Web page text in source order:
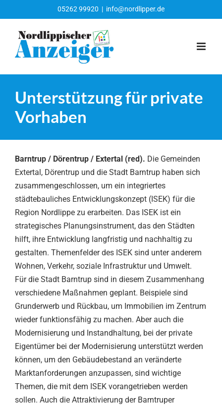
Inhalt
springen
05262 99920 | info@nordlipper.de
Unterstützung für private
Vorhaben
Barntrup / Dörentrup / Extertal (red). Die Gemeinden
Extertal, Dörentrup und die Stadt Barntrup haben sich
zusammengeschlossen, um ein integriertes
städtebauliches Entwicklungskonzept (ISEK) für die
Region Nordlippe zu erarbeiten. Das ISEK ist ein
strategisches Planungsinstrument, das den Städten
hilft, ihre Entwicklung langfristig und nachhaltig zu
gestalten. Themenfelder des ISEK sind unter anderem
Wohnen, Verkehr, soziale Infrastruktur und Umwelt.
Für die Stadt Barntrup sind in diesem Zusammenhang
verschiedene Maßnahmen geplant. Beispiele sind
Grunderwerb und Rückbau, um Immobilien im Zentrum
wieder funktionsfähig zu machen. Aber auch die
Modernisierung und Instandhaltung, bei der private
Eigentümer bei der Modernisierung unterstützt werden
können, um den Gebäudebestand an veränderte
Marktanforderungen anzupassen, sind wichtige
Themen, die mit dem ISEK vorangetrieben werden
sollen. Auch die Attraktivierung der Barntruper